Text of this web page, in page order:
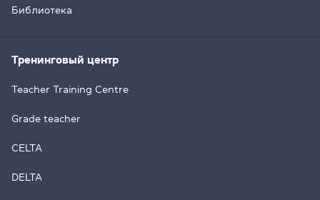
Библиотека
Тренинговый центр
Teacher Training Centre
Grade teacher
CELTA
DELTA